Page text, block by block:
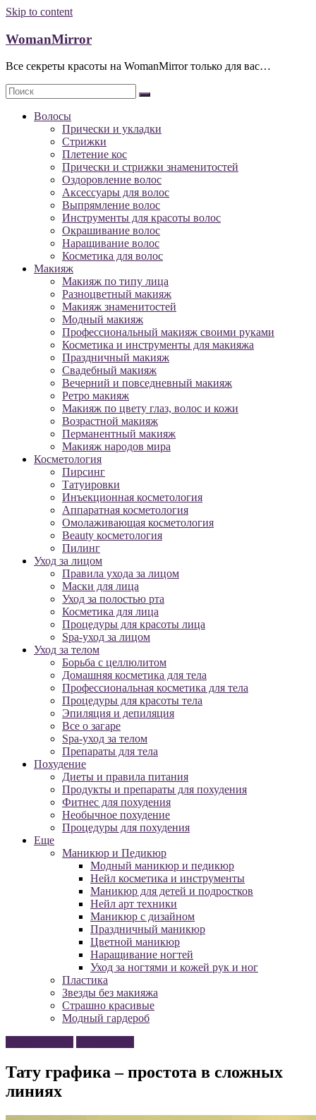
Skip to content
WomanMirror
Все секреты красоты на WomanMirror только для вас…
Волосы
Прически и укладки
Стрижки
Плетение кос
Прически и стрижки знаменитостей
Оздоровление волос
Аксессуары для волос
Выпрямление волос
Инструменты для красоты волос
Окрашивание волос
Наращивание волос
Косметика для волос
Макияж
Макияж по типу лица
Разноцветный макияж
Макияж знаменитостей
Модный макияж
Профессиональный макияж своими руками
Косметика и инструменты для макияжа
Праздничный макияж
Свадебный макияж
Вечерний и повседневный макияж
Ретро макияж
Макияж по цвету глаз, волос и кожи
Возрастной макияж
Перманентный макияж
Макияж народов мира
Косметология
Пирсинг
Татуировки
Инъекционная косметология
Аппаратная косметология
Омолаживающая косметология
Beauty косметология
Пилинг
Уход за лицом
Правила ухода за лицом
Маски для лица
Уход за полостью рта
Косметика для лица
Процедуры для красоты лица
Spa-уход за лицом
Уход за телом
Борьба с целлюлитом
Домашняя косметика для тела
Профессиональная косметика для тела
Процедуры для красоты тела
Эпиляция и депиляция
Все о загаре
Spa-уход за телом
Препараты для тела
Похудение
Диеты и правила питания
Продукты и препараты для похудения
Фитнес для похудения
Необычное похудение
Процедуры для похудения
Еще
Маникюр и Педикюр
Модный маникюр и педикюр
Нейл косметика и инструменты
Маникюр для детей и подростков
Нейл арт техники
Маникюр с дизайном
Праздничный маникюр
Цветной маникюр
Наращивание ногтей
Уход за ногтями и кожей рук и ног
Пластика
Звезды без макияжа
Страшно красивые
Модный гардероб
Тату графика – простота в сложных
линиях